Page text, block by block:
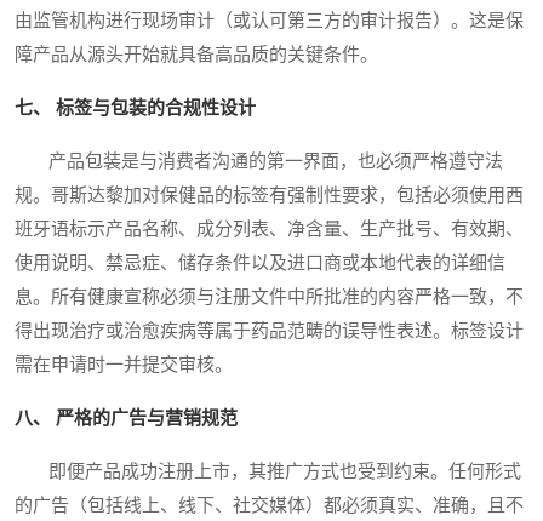
由监管机构进行现场审计（或认可第三方的审计报告）。这是保
障产品从源头开始就具备高品质的关键条件。
七、 标签与包装的合规性设计
产品包装是与消费者沟通的第一界面，也必须严格遵守法
规。哥斯达黎加对保健品的标签有强制性要求，包括必须使用西
班牙语标示产品名称、成分列表、净含量、生产批号、有效期、
使用说明、禁忌症、储存条件以及进口商或本地代表的详细信
息。所有健康宣称必须与注册文件中所批准的内容严格一致，不
得出现治疗或治愈疾病等属于药品范畴的误导性表述。标签设计
需在申请时一并提交审核。
八、 严格的广告与营销规范
即便产品成功注册上市，其推广方式也受到约束。任何形式
的广告（包括线上、线下、社交媒体）都必须真实、准确，且不